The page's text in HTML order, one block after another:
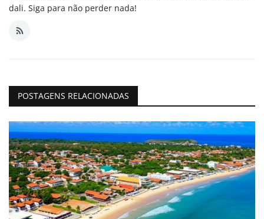
dali. Siga para não perder nada!
POSTAGENS RELACIONADAS